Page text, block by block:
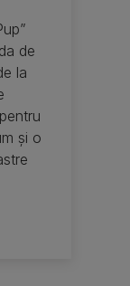
de
la
şi o